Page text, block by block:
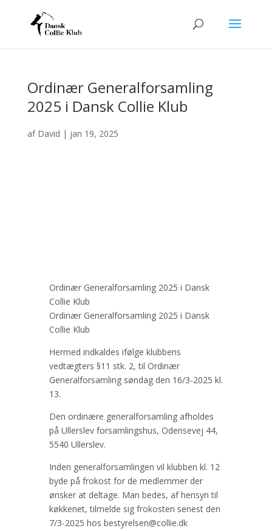
Ordinær Generalforsamling
2025 i Dansk Collie Klub
af David | jan 19, 2025
Ordinær Generalforsamling 2025 i Dansk
Collie Klub
Ordinær Generalforsamling 2025 i Dansk
Collie Klub
Hermed indkaldes ifølge klubbens
vedtægters §11 stk. 2, til Ordinær
Generalforsamling søndag den 16/3-2025 kl.
13.
Den ordinære generalforsamling afholdes
på Ullerslev forsamlingshus, Odensevej 44,
5540 Ullerslev.
Inden generalforsamlingen vil klubben kl. 12
byde på frokost for de medlemmer der
ønsker at deltage. Man bedes, af hensyn til
køkkenet, tilmelde sig frokosten senest den
7/3-2025 hos bestyrelsen@collie.dk